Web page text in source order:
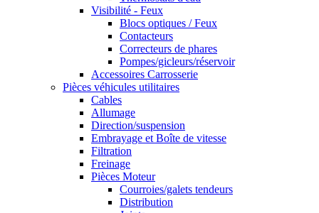
Visibilité - Feux
Blocs optiques / Feux
Contacteurs
Correcteurs de phares
Pompes/gicleurs/réservoir
Accessoires Carrosserie
Pièces véhicules utilitaires
Cables
Allumage
Direction/suspension
Embrayage et Boîte de vitesse
Filtration
Freinage
Pièces Moteur
Courroies/galets tendeurs
Distribution